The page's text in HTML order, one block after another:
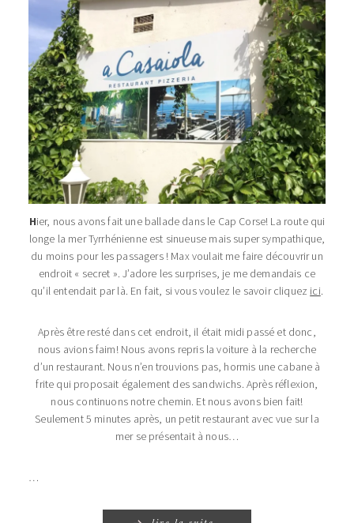
Hier, nous avons fait une ballade dans le Cap Corse! La route qui
longe la mer Tyrrhénienne est sinueuse mais super sympathique,
du moins pour les passagers ! Max voulait me faire découvrir un
endroit « secret ». J’adore les surprises, je me demandais ce
qu’il entendait par là. En fait, si vous voulez le savoir cliquez ici.
Après être resté dans cet endroit, il était midi passé et donc,
nous avions faim! Nous avons repris la voiture à la recherche
d’un restaurant. Nous n’en trouvions pas, hormis une cabane à
frite qui proposait également des sandwichs. Après réflexion,
nous continuons notre chemin. Et nous avons bien fait!
Seulement 5 minutes après, un petit restaurant avec vue sur la
mer se présentait à nous…
…